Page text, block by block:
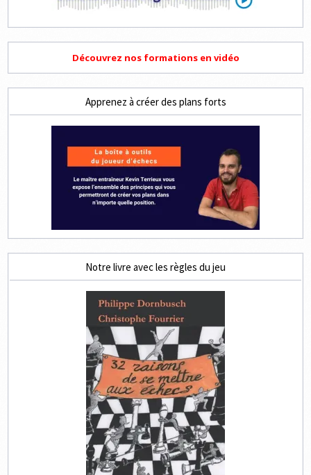
Découvrez nos formations en vidéo
Apprenez à créer des plans forts
Notre livre avec les règles du jeu